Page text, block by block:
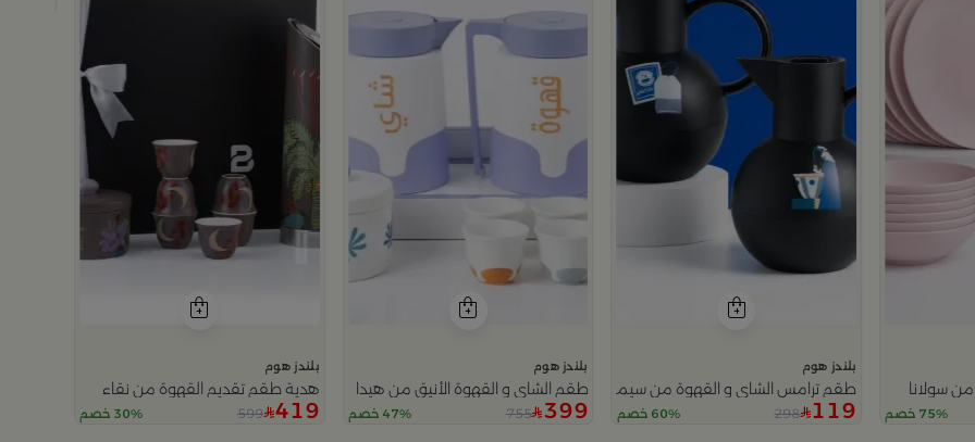
75% خصم
بلندز هوم
طقم ترامس الشاي و القهوة من سيمارا
119
298 60% خصم
بلندز هوم
طقم الشاي و القهوة الأنيق من هيدا
399
755 47% خصم
بلندز هوم
هدية طقم تقديم القهوة من نقاء
419
599 30% خصم